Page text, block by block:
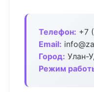
Телефон: +7
Email:
Город: Улан-
Режим